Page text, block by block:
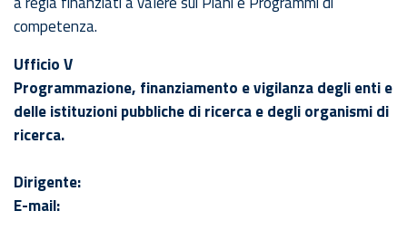
competenza.
Ufficio V
Programmazione, finanziamento e vigilanza degli enti e
delle istituzioni pubbliche di ricerca e degli organismi di
ricerca.
Dirigente:
E-mail: